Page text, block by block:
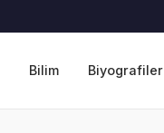
Bilim Biyografiler